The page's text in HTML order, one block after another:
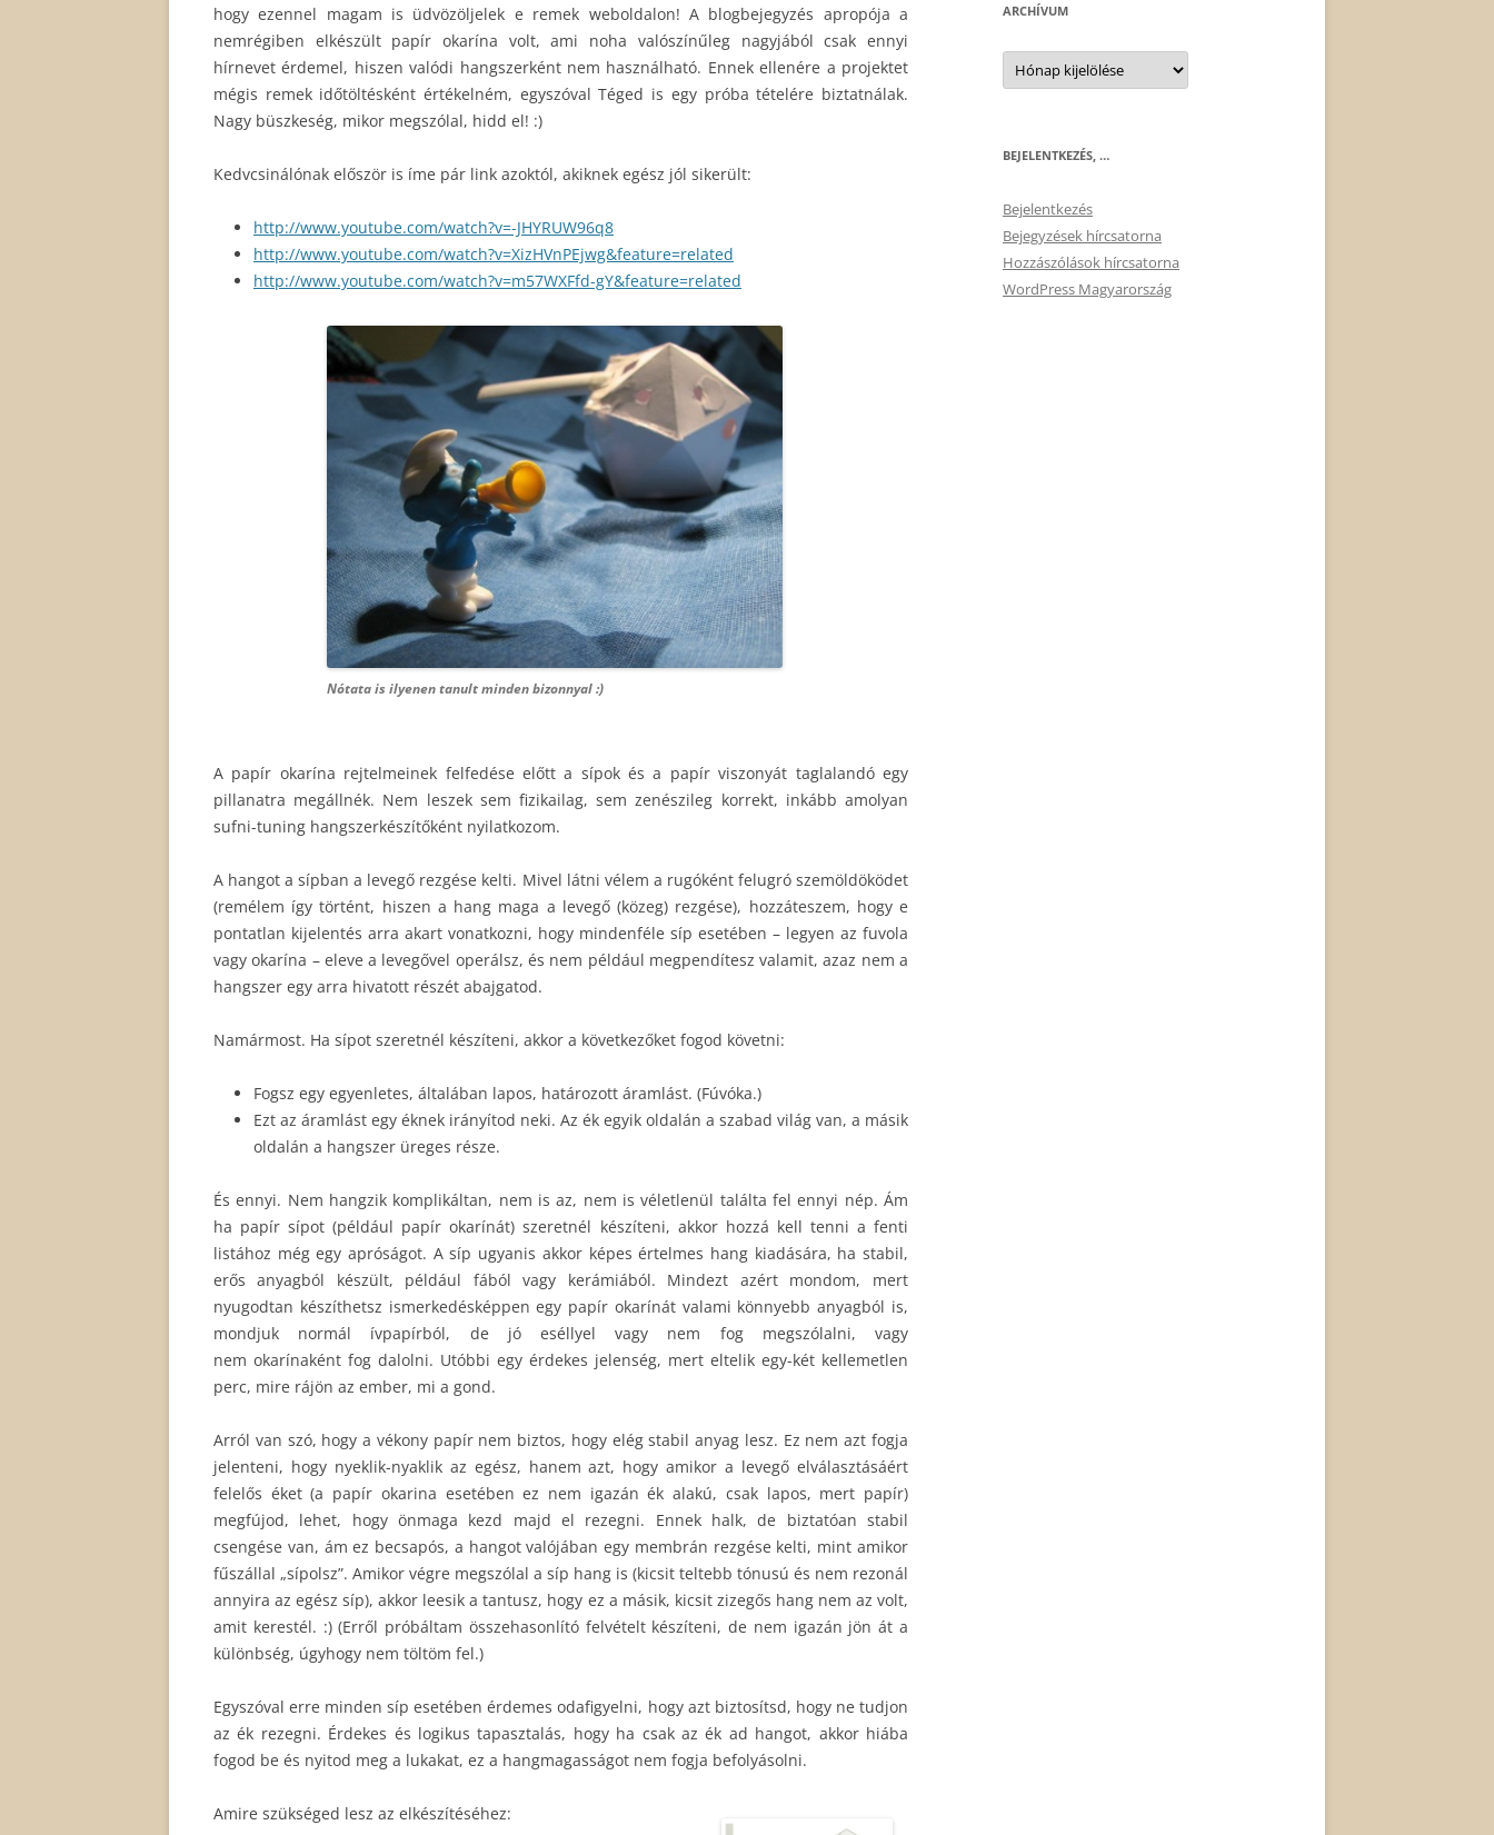
hogy ezennel magam is üdvözöljelek e remek weboldalon! A blogbejegyzés apropója a
nemrégiben elkészült papír okarína volt, ami noha valószínűleg nagyjából csak ennyi
hírnevet érdemel, hiszen valódi hangszerként nem használható. Ennek ellenére a projektet
mégis remek időtöltésként értékelném, egyszóval Téged is egy próba tételére biztatnálak.
Nagy büszkeség, mikor megszólal, hidd el! :)
Kedvcsinálónak először is íme pár link azoktól, akiknek egész jól sikerült:
http://www.youtube.com/watch?v=-JHYRUW96q8
http://www.youtube.com/watch?v=XizHVnPEjwg&feature=related
http://www.youtube.com/watch?v=m57WXFfd-gY&feature=related
Nótata is ilyenen tanult minden bizonnyal :)
A papír okarína rejtelmeinek felfedése előtt a sípok és a papír viszonyát taglalandó egy
pillanatra megállnék. Nem leszek sem fizikailag, sem zenészileg korrekt, inkább amolyan
sufni-tuning hangszerkészítőként nyilatkozom.
A hangot a sípban a levegő rezgése kelti. Mivel látni vélem a rugóként felugró szemöldöködet
(remélem így történt, hiszen a hang maga a levegő (közeg) rezgése), hozzáteszem, hogy e
pontatlan kijelentés arra akart vonatkozni, hogy mindenféle síp esetében – legyen az fuvola
vagy okarína – eleve a levegővel operálsz, és nem például megpendítesz valamit, azaz nem a
hangszer egy arra hivatott részét abajgatod.
Namármost. Ha sípot szeretnél készíteni, akkor a következőket fogod követni:
Fogsz egy egyenletes, általában lapos, határozott áramlást. (Fúvóka.)
Ezt az áramlást egy éknek irányítod neki. Az ék egyik oldalán a szabad világ van, a másik
oldalán a hangszer üreges része.
És ennyi. Nem hangzik komplikáltan, nem is az, nem is véletlenül találta fel ennyi nép. Ám
ha papír sípot (például papír okarínát) szeretnél készíteni, akkor hozzá kell tenni a fenti
listához még egy apróságot. A síp ugyanis akkor képes értelmes hang kiadására, ha stabil,
erős anyagból készült, például fából vagy kerámiából. Mindezt azért mondom, mert
nyugodtan készíthetsz ismerkedésképpen egy papír okarínát valami könnyebb anyagból is,
mondjuk normál ívpapírból, de jó eséllyel vagy nem fog megszólalni, vagy
nem okarínaként fog dalolni. Utóbbi egy érdekes jelenség, mert eltelik egy-két kellemetlen
perc, mire rájön az ember, mi a gond.
Arról van szó, hogy a vékony papír nem biztos, hogy elég stabil anyag lesz. Ez nem azt fogja
jelenteni, hogy nyeklik-nyaklik az egész, hanem azt, hogy amikor a levegő elválasztásáért
felelős éket (a papír okarina esetében ez nem igazán ék alakú, csak lapos, mert papír)
megfújod, lehet, hogy önmaga kezd majd el rezegni. Ennek halk, de biztatóan stabil
csengése van, ám ez becsapós, a hangot valójában egy membrán rezgése kelti, mint amikor
fűszállal „sípolsz”. Amikor végre megszólal a síp hang is (kicsit teltebb tónusú és nem rezonál
annyira az egész síp), akkor leesik a tantusz, hogy ez a másik, kicsit zizegős hang nem az volt,
amit kerestél. :) (Erről próbáltam összehasonlító felvételt készíteni, de nem igazán jön át a
különbség, úgyhogy nem töltöm fel.)
Egyszóval erre minden síp esetében érdemes odafigyelni, hogy azt biztosítsd, hogy ne tudjon
az ék rezegni. Érdekes és logikus tapasztalás, hogy ha csak az ék ad hangot, akkor hiába
fogod be és nyitod meg a lukakat, ez a hangmagasságot nem fogja befolyásolni.
Amire szükséged lesz az elkészítéséhez:
ARCHÍVUM
Archívum
BEJELENTKEZÉS, …
Bejelentkezés
Bejegyzések hírcsatorna
Hozzászólások hírcsatorna
WordPress Magyarország